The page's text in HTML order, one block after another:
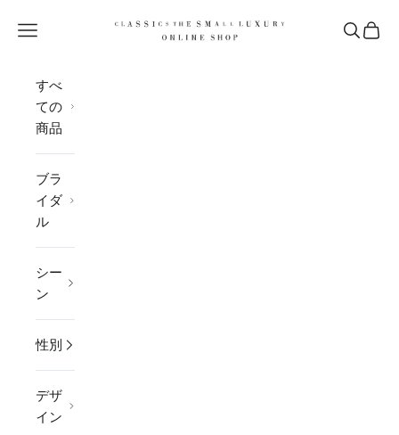
CLASSICS the Small Luxury
メニューを開く 検索を開
カー
すべ
ての
商品
ブラ
イダ
ル
シー
ン
性別
デザ
イン